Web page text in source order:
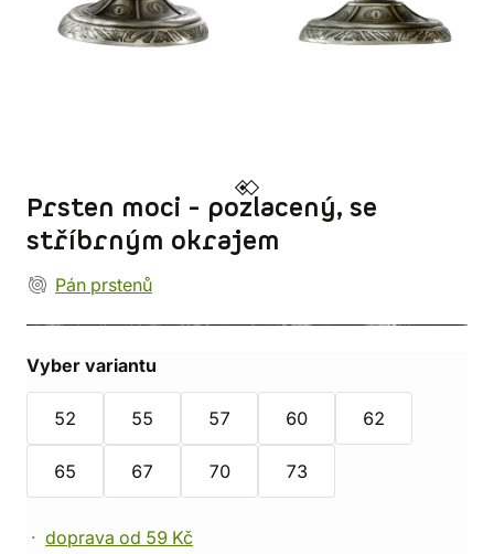
Prsten moci - pozlacený, se
stříbrným okrajem
Pán prstenů
Vyber variantu
52 55 57 60 62
65 67 70 73
doprava od 59 Kč